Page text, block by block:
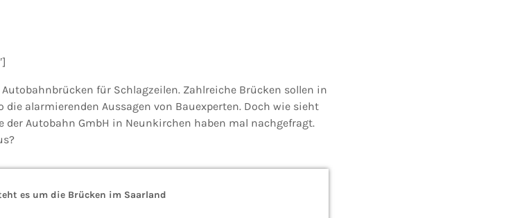
für Schlagzeilen. Zahlreiche Brücken sollen in
die alarmierenden Aussagen von Bauexperten. Doch wie sieht
der Autobahn GmbH in Neunkirchen haben mal nachgefragt.
es um die Brücken im Saarland